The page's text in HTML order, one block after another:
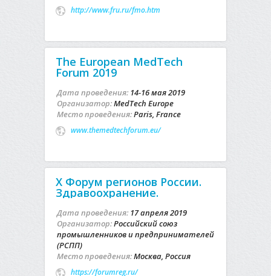
http://www.fru.ru/fmo.htm
The European MedTech
Forum 2019
Дата проведения: 14-16 мая 2019
Организатор:MedTech Europe
Место проведения:Paris, France
www.themedtechforum.eu/
Х Форум регионов России.
Здравоохранение.
Дата проведения: 17 апреля 2019
Организатор:Российский союз
промышленников и предпринимателей
(РСПП)
Место проведения:Москва, Россия
https://forumreg.ru/